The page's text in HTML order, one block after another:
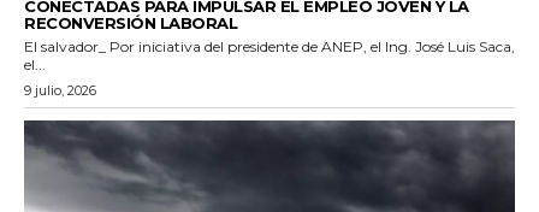
CONECTADAS PARA IMPULSAR EL EMPLEO JOVEN Y LA
RECONVERSIÓN LABORAL
El salvador_ Por iniciativa del presidente de ANEP, el Ing. José Luis Saca,
el...
9 julio, 2026